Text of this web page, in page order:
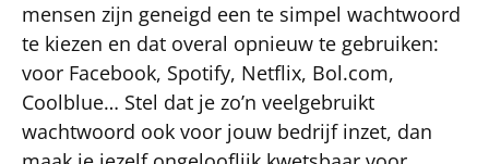
mensen zijn geneigd een te simpel wachtwoord
te kiezen en dat overal opnieuw te gebruiken:
voor Facebook, Spotify, Netflix, Bol.com,
Coolblue… Stel dat je zo’n veelgebruikt
wachtwoord ook voor jouw bedrijf inzet, dan